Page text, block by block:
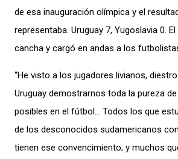
de esa inauguración olímpica y el
representaba. Uruguay 7, Yugoslavia 0.
cancha y cargó en andas a los
“He visto a los jugadores livianos,
Uruguay demostrarnos toda la pureza
posibles en el fútbol… Todos los que
de los desconocidos sudamericanos
tienen ese convencimiento; y muchos